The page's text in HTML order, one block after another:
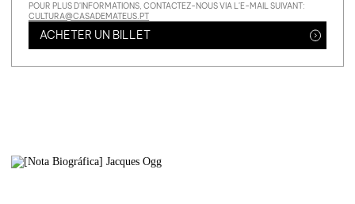
POUR PLUS D'INFORMATIONS, CONTACTEZ-NOUS VIA L'E-MAIL SUIVANT:
CULTURA@CASADEMATEUS.PT
ACHETER UN BILLET